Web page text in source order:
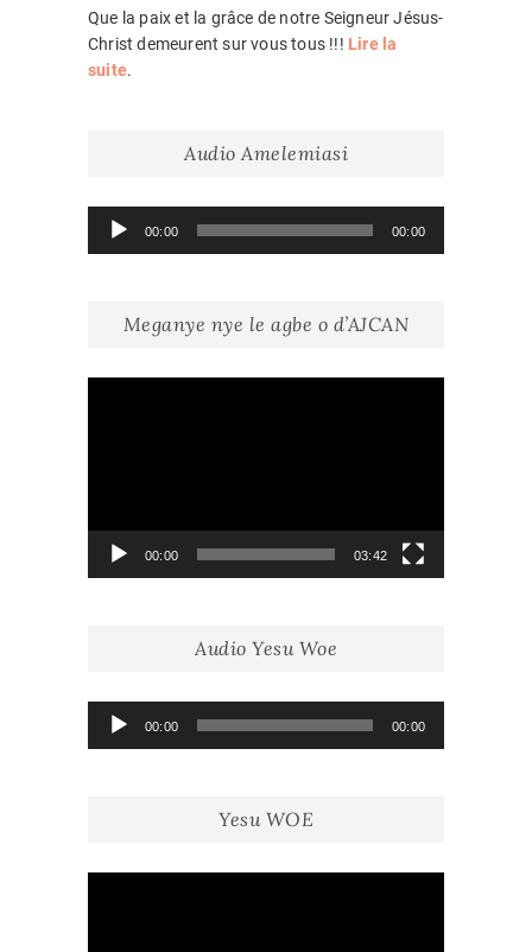
Que la paix et la grâce de notre Seigneur Jésus-
Christ demeurent sur vous tous !!! Lire la
suite.
Audio Amelemiasi
Lecteur
audio
00:00 00:00
Meganye nye le agbe o d’AJCAN
00:00 03:42
Audio Yesu Woe
Lecteur
audio
00:00 00:00
Yesu WOE